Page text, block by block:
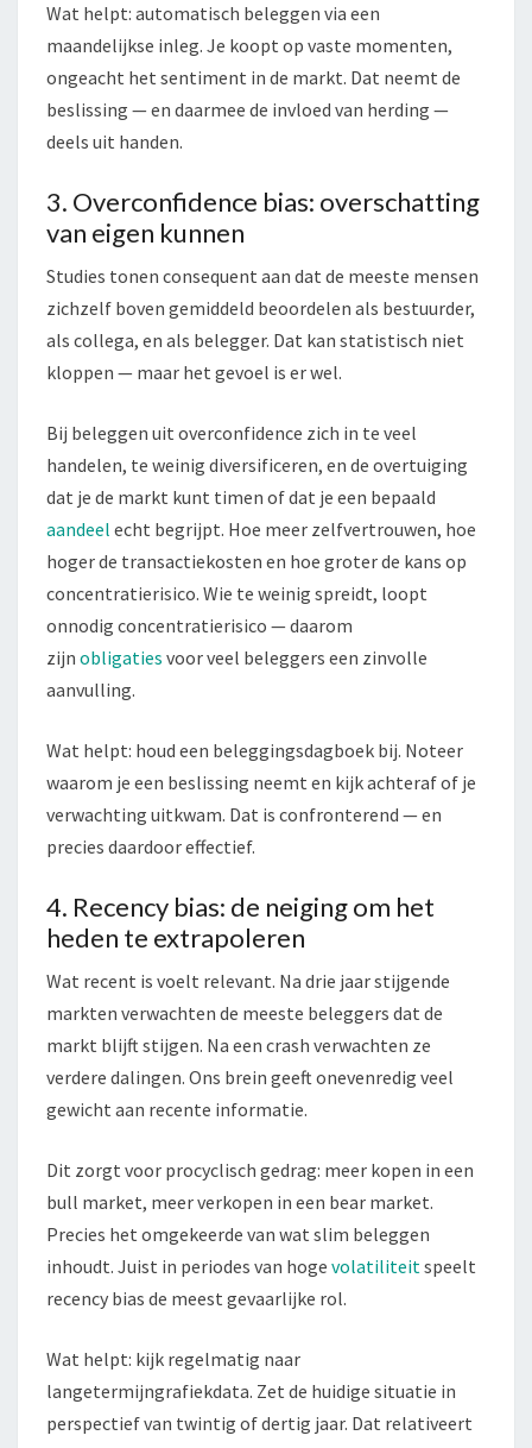
Wat helpt: automatisch beleggen via een
maandelijkse inleg. Je koopt op vaste momenten,
ongeacht het sentiment in de markt. Dat neemt de
beslissing — en daarmee de invloed van herding —
deels uit handen.
3. Overconfidence bias: overschatting
van eigen kunnen
Studies tonen consequent aan dat de meeste mensen
zichzelf boven gemiddeld beoordelen als bestuurder,
als collega, en als belegger. Dat kan statistisch niet
kloppen — maar het gevoel is er wel.
Bij beleggen uit overconfidence zich in te veel
handelen, te weinig diversificeren, en de overtuiging
dat je de markt kunt timen of dat je een bepaald
aandeel echt begrijpt. Hoe meer zelfvertrouwen, hoe
hoger de transactiekosten en hoe groter de kans op
concentratierisico. Wie te weinig spreidt, loopt
onnodig concentratierisico — daarom
zijn obligaties voor veel beleggers een zinvolle
aanvulling.
Wat helpt: houd een beleggingsdagboek bij. Noteer
waarom je een beslissing neemt en kijk achteraf of je
verwachting uitkwam. Dat is confronterend — en
precies daardoor effectief.
4. Recency bias: de neiging om het
heden te extrapoleren
Wat recent is voelt relevant. Na drie jaar stijgende
markten verwachten de meeste beleggers dat de
markt blijft stijgen. Na een crash verwachten ze
verdere dalingen. Ons brein geeft onevenredig veel
gewicht aan recente informatie.
Dit zorgt voor procyclisch gedrag: meer kopen in een
bull market, meer verkopen in een bear market.
Precies het omgekeerde van wat slim beleggen
inhoudt. Juist in periodes van hoge volatiliteitspeelt
recency bias de meest gevaarlijke rol.
Wat helpt: kijk regelmatig naar
langetermijngrafiekdata. Zet de huidige situatie in
perspectief van twintig of dertig jaar. Dat relativeert